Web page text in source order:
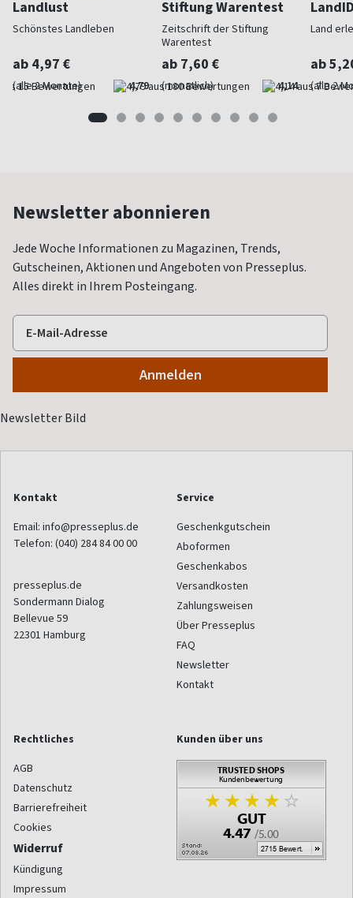
Landlust
Schönstes Landleben
ab 4,97 €
(alle 2 Monate) 4,79
Stiftung Warentest
Zeitschrift der Stiftung
Warentest
ab 7,60 €
(monatlich) 4,14
Land
ab
(alle 2
Newsletter abonnieren
Jede Woche Informationen zu Magazinen, Trends,
Gutscheinen, Aktionen und Angeboten von Presseplus.
Alles direkt in Ihrem Posteingang.
Kontakt
Email: info@presseplus.de
Telefon: (040) 284 84 00 00
presseplus.de
Sondermann Dialog
Bellevue 59
22301 Hamburg
Service
Geschenkgutschein
Aboformen
Geschenkabos
Versandkosten
Zahlungsweisen
Über Presseplus
FAQ
Newsletter
Kontakt
Rechtliches
AGB
Datenschutz
Barrierefreiheit
Cookies
Widerruf
Kündigung
Impressum
Kunden über uns